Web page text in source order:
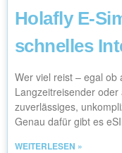
Holafly E-
schnelles
Wer viel reist – egal ob
Langzeitreisender
zuverlässiges,
Genau dafür gibt es
WEITERLESEN »